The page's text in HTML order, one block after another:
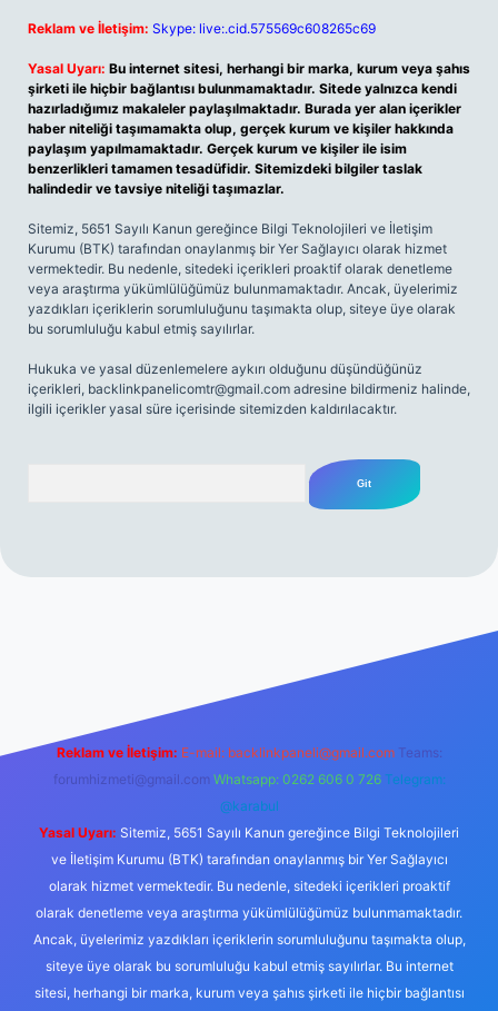
Reklam ve İletişim: Skype: live:.cid.575569c608265c69
Yasal Uyarı: Bu internet sitesi, herhangi bir marka, kurum veya şahıs
şirketi ile hiçbir bağlantısı bulunmamaktadır. Sitede yalnızca kendi
hazırladığımız makaleler paylaşılmaktadır. Burada yer alan içerikler
haber niteliği taşımamakta olup, gerçek kurum ve kişiler hakkında
paylaşım yapılmamaktadır. Gerçek kurum ve kişiler ile isim
benzerlikleri tamamen tesadüfidir. Sitemizdeki bilgiler taslak
halindedir ve tavsiye niteliği taşımazlar.
Sitemiz, 5651 Sayılı Kanun gereğince Bilgi Teknolojileri ve İletişim
Kurumu (BTK) tarafından onaylanmış bir Yer Sağlayıcı olarak hizmet
vermektedir. Bu nedenle, sitedeki içerikleri proaktif olarak denetleme
veya araştırma yükümlülüğümüz bulunmamaktadır. Ancak, üyelerimiz
yazdıkları içeriklerin sorumluluğunu taşımakta olup, siteye üye olarak
bu sorumluluğu kabul etmiş sayılırlar.
Hukuka ve yasal düzenlemelere aykırı olduğunu düşündüğünüz
içerikleri, backlinkpanelicomtr@gmail.com adresine bildirmeniz halinde,
ilgili içerikler yasal süre içerisinde sitemizden kaldırılacaktır.
Reklam ve İletişim: E-mail: backlinkpaneli@gmail.com Teams:
forumhizmeti@gmail.com Whatsapp: 0262 606 0 726 Telegram:
@karabul
Yasal Uyarı: Sitemiz, 5651 Sayılı Kanun gereğince Bilgi Teknolojileri
ve İletişim Kurumu (BTK) tarafından onaylanmış bir Yer Sağlayıcı
olarak hizmet vermektedir. Bu nedenle, sitedeki içerikleri proaktif
olarak denetleme veya araştırma yükümlülüğümüz bulunmamaktadır.
Ancak, üyelerimiz yazdıkları içeriklerin sorumluluğunu taşımakta olup,
siteye üye olarak bu sorumluluğu kabul etmiş sayılırlar. Bu internet
sitesi, herhangi bir marka, kurum veya şahıs şirketi ile hiçbir bağlantısı